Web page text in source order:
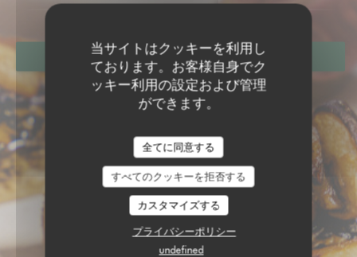
当サイトはクッキーを利用し
ております。お客様自身でク
ッキー利用の設定および管理
ができます。
全てに同意する
すべてのクッキーを拒否する
カスタマイズする
プライバシーポリシー
undefined
予約